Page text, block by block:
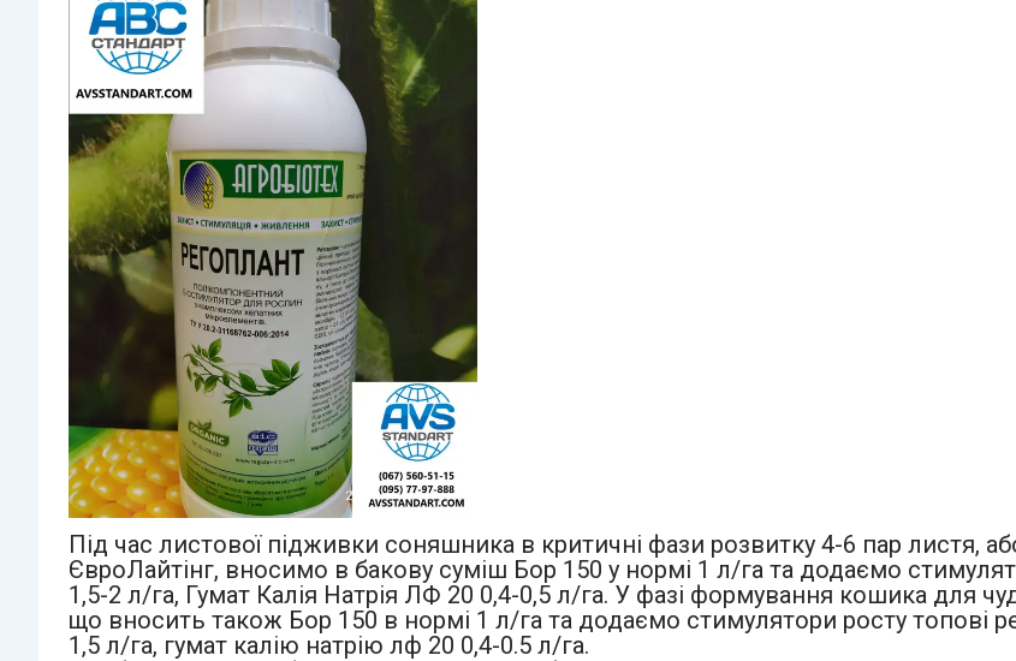
Під час листової підживки соняшника в критичні фази розвитку 4-6 пар листя,
ЄвроЛайтінг, вносимо в бакову суміш Бор 150 у нормі 1 л/га та додаємо
1,5-2 л/га, Гумат Калія Натрія ЛФ 20 0,4-0,5 л/га. У фазі формування кошика для
що вносить також Бор 150 в нормі 1 л/га та додаємо стимулятори росту топові
1,5 л/га, гумат калію натрію лф 20 0,4-0.5 л/га.